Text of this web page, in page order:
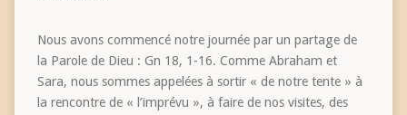
Nous avons commencé notre journée par un partage de
la Parole de Dieu : Gn 18, 1-16. Comme Abraham et
Sara, nous sommes appelées à sortir « de notre tente » à
la rencontre de « l’imprévu », à faire de nos visites, des